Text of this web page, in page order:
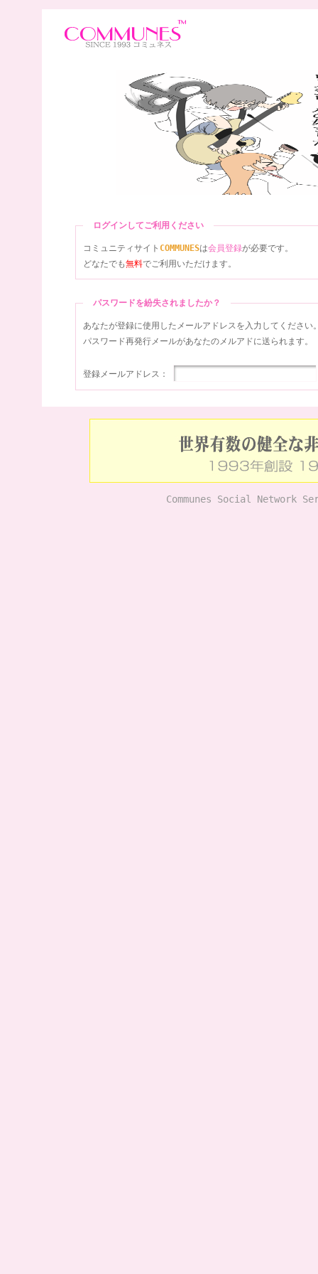
ログインしてご利用ください
コミュニティサイト COMMUNESは会員登録が必要です。
どなたでも無料でご利用いただけます。
パスワードを紛失されましたか？
あなたが登録に使用したメールアドレスを入力してください
パスワード再発行メールがあなたのメルアドに送られます。
登録メールアドレス：
Communes Social Network